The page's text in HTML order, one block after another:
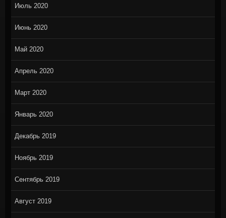
Июль 2020
Июнь 2020
Май 2020
Апрель 2020
Март 2020
Январь 2020
Декабрь 2019
Ноябрь 2019
Сентябрь 2019
Август 2019